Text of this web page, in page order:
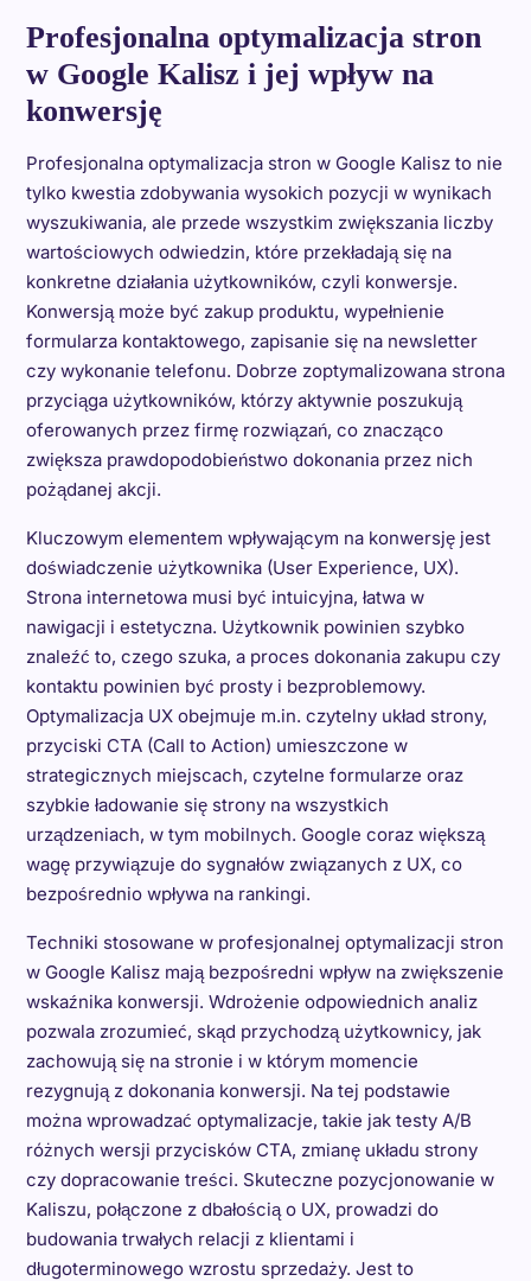
Profesjonalna optymalizacja stron
w Google Kalisz i jej wpływ na
konwersję
Profesjonalna optymalizacja stron w Google Kalisz to nie
tylko kwestia zdobywania wysokich pozycji w wynikach
wyszukiwania, ale przede wszystkim zwiększania liczby
wartościowych odwiedzin, które przekładają się na
konkretne działania użytkowników, czyli konwersje.
Konwersją może być zakup produktu, wypełnienie
formularza kontaktowego, zapisanie się na newsletter
czy wykonanie telefonu. Dobrze zoptymalizowana strona
przyciąga użytkowników, którzy aktywnie poszukują
oferowanych przez firmę rozwiązań, co znacząco
zwiększa prawdopodobieństwo dokonania przez nich
pożądanej akcji.
Kluczowym elementem wpływającym na konwersję jest
doświadczenie użytkownika (User Experience, UX).
Strona internetowa musi być intuicyjna, łatwa w
nawigacji i estetyczna. Użytkownik powinien szybko
znaleźć to, czego szuka, a proces dokonania zakupu czy
kontaktu powinien być prosty i bezproblemowy.
Optymalizacja UX obejmuje m.in. czytelny układ strony,
przyciski CTA (Call to Action) umieszczone w
strategicznych miejscach, czytelne formularze oraz
szybkie ładowanie się strony na wszystkich
urządzeniach, w tym mobilnych. Google coraz większą
wagę przywiązuje do sygnałów związanych z UX, co
bezpośrednio wpływa na rankingi.
Techniki stosowane w profesjonalnej optymalizacji stron
w Google Kalisz mają bezpośredni wpływ na zwiększenie
wskaźnika konwersji. Wdrożenie odpowiednich analiz
pozwala zrozumieć, skąd przychodzą użytkownicy, jak
zachowują się na stronie i w którym momencie
rezygnują z dokonania konwersji. Na tej podstawie
można wprowadzać optymalizacje, takie jak testy A/B
różnych wersji przycisków CTA, zmianę układu strony
czy dopracowanie treści. Skuteczne pozycjonowanie w
Kaliszu, połączone z dbałością o UX, prowadzi do
budowania trwałych relacji z klientami i
długoterminowego wzrostu sprzedaży. Jest to